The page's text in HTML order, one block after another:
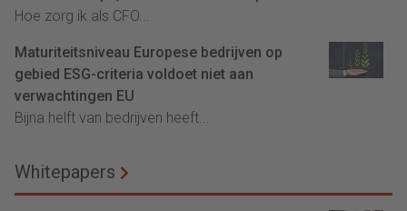
Hoe zorg ik als CFO...
Maturiteitsniveau Europese bedrijven op
gebied ESG-criteria voldoet niet aan
verwachtingen EU
Bijna helft van bedrijven heeft...
Whitepapers